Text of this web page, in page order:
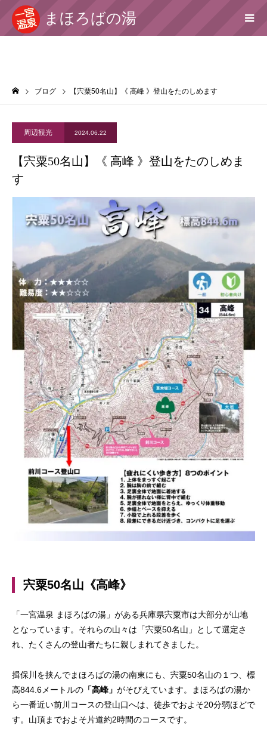
まほろばの湯
ブログ 【宍粟50名山】《 高峰 》登山をたのしめます
周辺観光 2024.06.22
【宍粟50名山】《 高峰 》登山をたのしめま
す
宍粟50名山《高峰》
「一宮温泉 まほろばの湯」がある兵庫県宍粟市は大部分が山地
となっています。それらの山々は「宍粟50名山」として選定さ
れ、たくさんの登山者たちに親しまれてきました。
揖保川を挟んでまほろばの湯の南東にも、宍粟50名山の１つ、標
高844.6メートルの 「高峰」 がそびえています。まほろばの湯か
ら一番近い前川コースの登山口へは、徒歩でおよそ20分弱ほどで
す。山頂までおよそ片道約2時間のコースです。